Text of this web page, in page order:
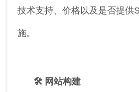
技术支持、价格以及是否提供
施。
🛠️ 网站构建